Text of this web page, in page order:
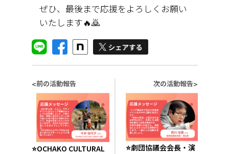
ぜひ、最後まで応援をよろしくお願い
いたします🔥🙇
<前の活動報告
⭐️OCHAKO CULTURAL
⭐️劇団協議会会長・演
次の活動報告>